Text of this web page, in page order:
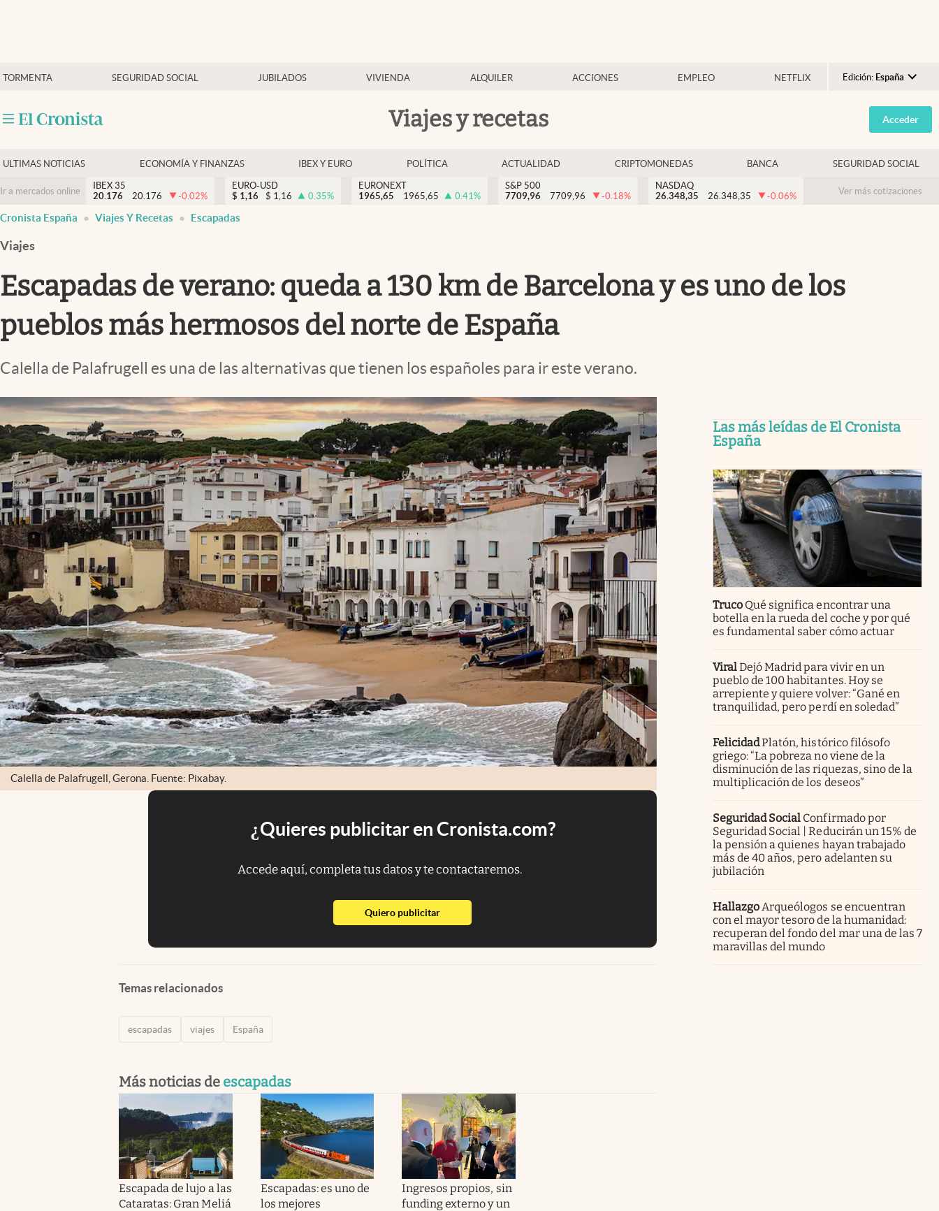
TORMENTA SEGURIDAD SOCIAL JUBILADOS VIVIENDA ALQUILER ACCIONES EMPLEO NETFLIX Edición: España
Argentina
España
USA
Colombia
Viajes y recetas
Economía y finanzas
Criptomonedas
Acceder
ULTIMAS NOTICIAS ECONOMÍA Y FINANZAS IBEX Y EURO POLÍTICA ACTUALIDAD CRIPTOMONEDAS BANCA SEGURIDAD SOCIAL
Ir a mercados online
IBEX 35
20.176
20.176 -0.02%
EURO-USD
$ 1,16 $ 1,16 0.35%
EURONEXT
1965,65
1965,65 0.41%
S&P 500
7709,96
7709,96 -0.18%
NASDAQ
26.348,35
26.348,35 -0.06% Ver más cotizaciones
Cronista España Viajes Y Recetas Escapadas
Viajes
Escapadas de verano: queda a 130 km de Barcelona y es uno de los
pueblos más hermosos del norte de España
Calella de Palafrugell es una de las alternativas que tienen los españoles para ir este verano.
Calella de Palafrugell, Gerona. Fuente: Pixabay.
¿Quieres publicitar en Cronista.com?
Accede aquí, completa tus datos y te contactaremos.
Quiero publicitarabre en nueva pestaña
Temas relacionados
escapadas viajes España
Más noticias de escapadas
Escapada de lujo a las
Cataratas: Gran Meliá
Escapadas: es uno de
los mejores
Ingresos propios, sin
funding externo y un
Las más leídas de El Cronista
España
Truco Qué significa encontrar una
botella en la rueda del coche y por qué
es fundamental saber cómo actuar
ViralDejó Madrid para vivir en un
pueblo de 100 habitantes. Hoy se
arrepiente y quiere volver: “Gané en
tranquilidad, pero perdí en soledad”
FelicidadPlatón, histórico filósofo
griego: “La pobreza no viene de la
disminución de las riquezas, sino de la
multiplicación de los deseos”
Seguridad Social Confirmado por
Seguridad Social | Reducirán un 15% de
la pensión a quienes hayan trabajado
más de 40 años, pero adelanten su
jubilación
HallazgoArqueólogos se encuentran
con el mayor tesoro de la humanidad:
recuperan del fondo del mar una de las 7
maravillas del mundo